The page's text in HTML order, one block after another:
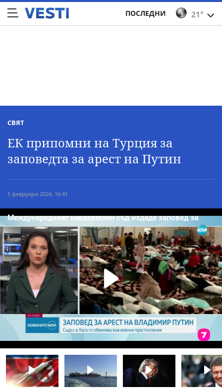
21°
ПОСЛЕДНИ
СВЯТ
ЕК припомни на Турция за
заповедта за арест на Путин
5 февруари 2024, 16:41